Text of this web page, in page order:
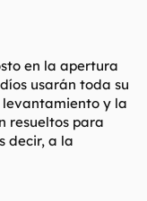
en la apertura
usarán toda su
y la
resueltos para
decir, a la